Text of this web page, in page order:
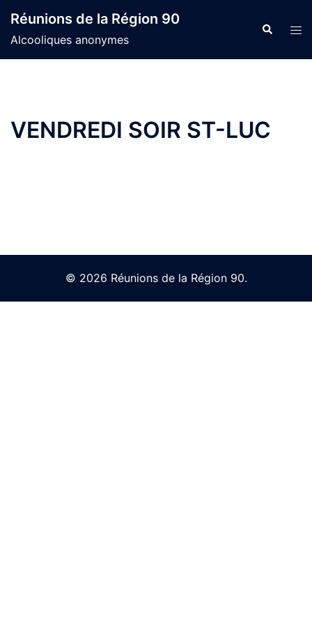
content
Réunions de la Région 90
Alcooliques anonymes
Search
VENDREDI SOIR ST-LUC
© 2026 Réunions de la Région 90.